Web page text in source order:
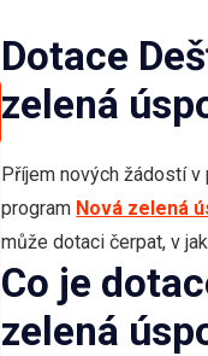
Dotace
zelená
Příjem nových žádostí v
program Nová zelená
může dotaci čerpat, v
Co je
zelená